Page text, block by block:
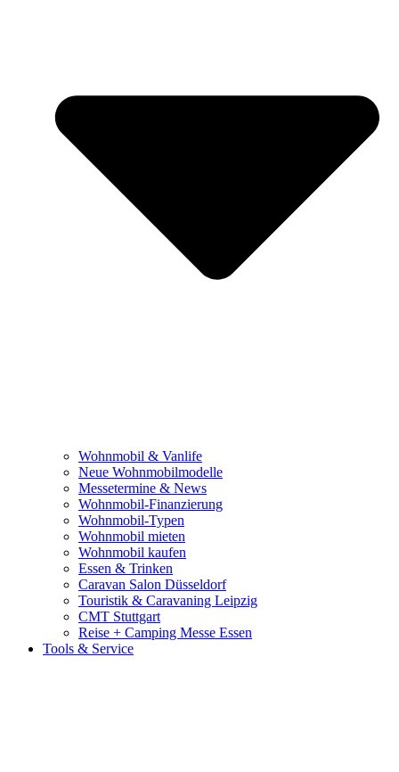
Wohnmobil & Vanlife
Neue Wohnmobilmodelle
Messetermine & News
Wohnmobil-Finanzierung
Wohnmobil-Typen
Wohnmobil mieten
Wohnmobil kaufen
Essen & Trinken
Caravan Salon Düsseldorf
Touristik & Caravaning Leipzig
CMT Stuttgart
Reise + Camping Messe Essen
Tools & Service